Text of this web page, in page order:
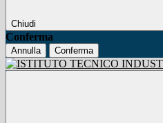
Chiudi
Conferma
Annulla Conferma